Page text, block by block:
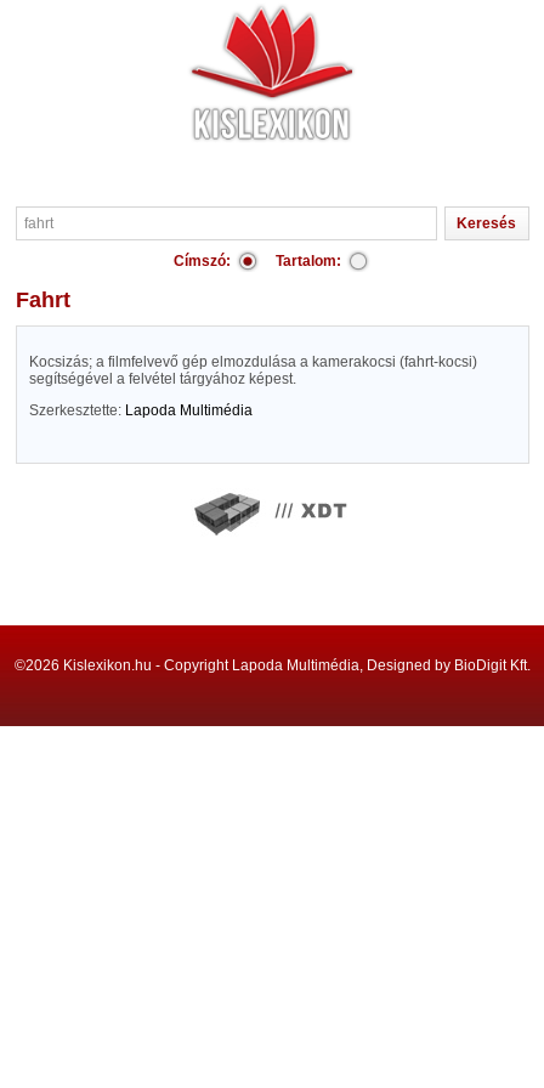
Címszó: Tartalom:
fahrt
Kocsizás; a filmfelvevő gép elmozdulása a kamerakocsi (fahrt-kocsi)
segítségével a felvétel tárgyához képest.
Szerkesztette: Lapoda Multimédia
©2026 Kislexikon.hu - Copyright Lapoda Multimédia, Designed by BioDigit Kft.